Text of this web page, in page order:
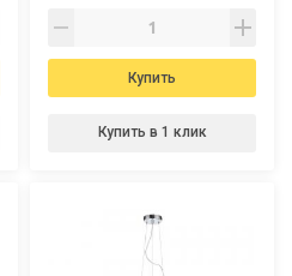
Купить
Купить в 1 клик